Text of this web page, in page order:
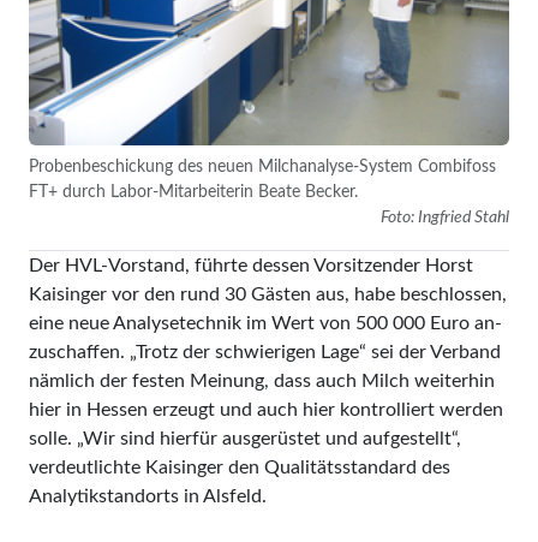
Probenbeschickung des neuen Milchanalyse-System Combifoss
FT+ durch Labor-Mitarbeiterin Beate Becker.
Foto: Ingfried Stahl
Der HVL-Vorstand, führte des­sen Vorsitzender Horst
Kaisinger vor den rund 30 Gästen aus, habe beschlossen,
eine neue Analysetech­nik im Wert von 500 000 Euro an­
zuschaffen. „Trotz der schwierigen Lage“ sei der Verband
nämlich der festen Meinung, dass auch Milch weiterhin
hier in Hessen erzeugt und auch hier kontrolliert werden
solle. „Wir sind hierfür ausgerüstet und aufgestellt“,
verdeutlichte Kaisinger den Qualitätsstandard des
Analytikstandorts in Alsfeld.